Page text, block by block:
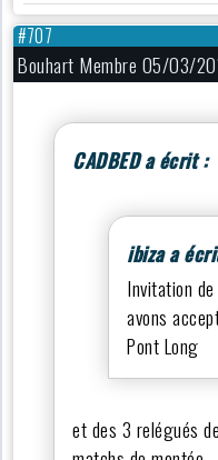
#707
Bouhart Membre 05/03/
CADBED a écrit :
ibiza a
Invitation
avons
Pont Long
et des 3 relégués